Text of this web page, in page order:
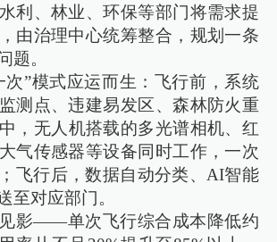
利、林业、环保等部门将需求提
由治理中心统筹整合，规划一条
题。
次”模式应运而生：飞行前，系统
测点、违建易发区、森林防火重
，无人机搭载的多光谱相机、红
气传感器等设备同时工作，一次
飞行后，数据自动分类、AI智能
至对应部门。
影——单次飞行综合成本降低约